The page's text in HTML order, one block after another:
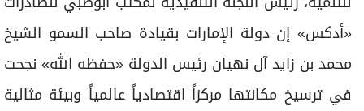
مواقيت الصلاة
الأحوال الجوية
«أدكس» إن دولة الإمارات بقيادة صاحب السمو الشيخ
محمد بن زايد آل نهيان رئيس الدولة «حفظه الله» نجحت
في ترسيخ مكانتها مركزاً اقتصادياً عالمياً وبيئة مثالية